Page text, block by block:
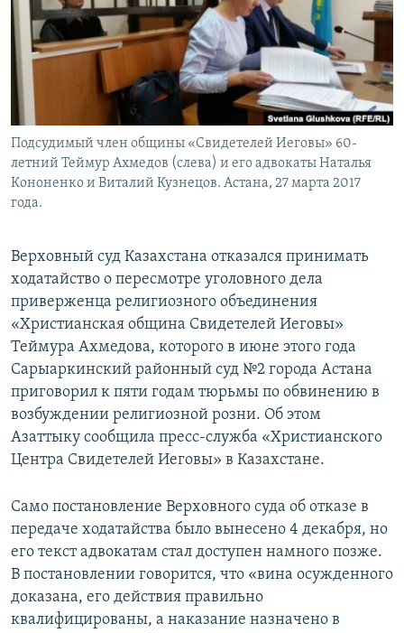
Подсудимый член общины «Свидетелей Иеговы» 60-
летний Теймур Ахмедов (слева) и его адвокаты Наталья
Кононенко и Виталий Кузнецов. Астана, 27 марта 2017
года.
Верховный суд Казахстана отказался принимать
ходатайство о пересмотре уголовного дела
приверженца религиозного объединения
«Христианская община Свидетелей Иеговы»
Теймура Ахмедова, которого в июне этого года
Сарыаркинский районный суд №2 города Астана
приговорил к пяти годам тюрьмы по обвинению в
возбуждении религиозной розни. Об этом
Азаттыку сообщила пресс-служба «Христианского
Центра Свидетелей Иеговы» в Казахстане.
Само постановление Верховного суда об отказе в
передаче ходатайства было вынесено 4 декабря, но
его текст адвокатам стал доступен намного позже.
В постановлении говорится, что «вина осужденного
доказана, его действия правильно
квалифицированы, а наказание назначено в